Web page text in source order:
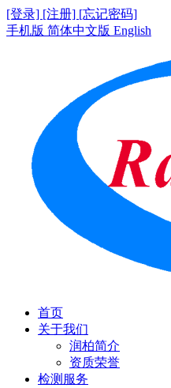
[登录] [注册] [忘记密码]
手机版 简体中文版 English
首页
关于我们
润柏简介
资质荣誉
检测服务